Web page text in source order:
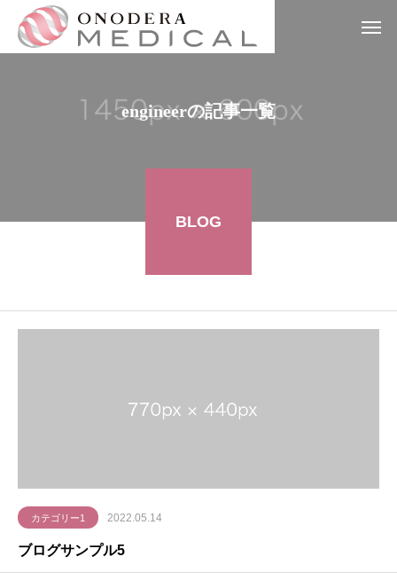
engineerの記事一覧
BLOG
カテゴリー1 2022.05.14
ブログサンプル5